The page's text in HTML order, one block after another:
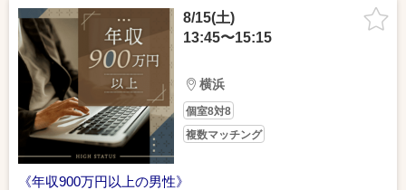
8/15(土)
13:45〜15:15
横浜
個室8対8
複数マッチング
《年収900万円以上の男性》